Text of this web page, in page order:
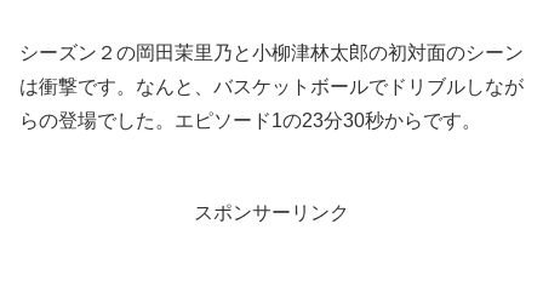
シーズン２の岡田茉里乃と小柳津林太郎の初対面のシーン
は衝撃です。なんと、バスケットボールでドリブルしなが
らの登場でした。エピソード1の23分30秒からです。
スポンサーリンク